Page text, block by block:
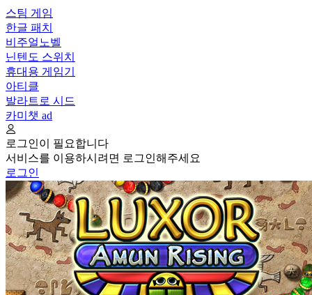
스팀 게임
한글 패치
비주얼노벨
닌텐도 스위치
휴대용 게임기
아티클
발라트로 시드
카미챗 ad
로그인이 필요합니다
서비스를 이용하시려면 로그인해주세요
로그인